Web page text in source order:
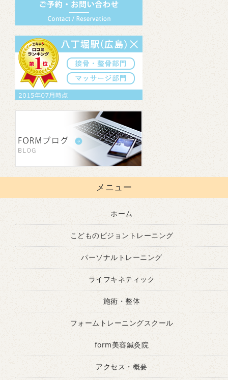
メニュー
ホーム
こどものビジョントレーニング
パーソナルトレーニング
ライフキネティック
施術・整体
フォームトレーニングスクール
form美容鍼灸院
アクセス・概要